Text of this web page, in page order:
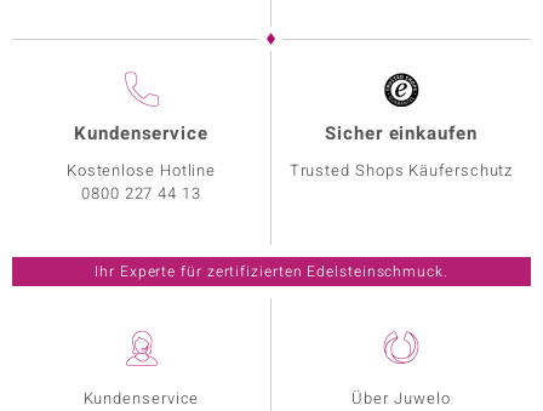
Kundenservice
Über Juwelo
Kundenservice
Kostenlose Hotline
0800 227 44 13
Sicher einkaufen
Trusted Shops Käuferschutz
Ihr Experte für zertifizierten Edelsteinschmuck.